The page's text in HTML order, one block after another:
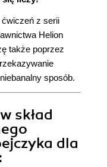
z serii
Helion
także poprzez
sposób.
skład
dla